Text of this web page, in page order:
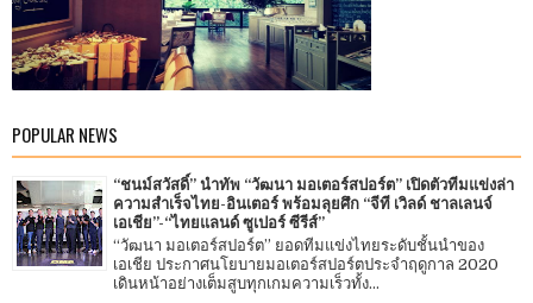
POPULAR NEWS
“ชนม์สวัสดิ์” นำทัพ “วัฒนา มอเตอร์สปอร์ต” เปิดตัวทีมแข่งล่า
ความสำเร็จไทย-อินเตอร์ พร้อมลุยศึก “จีที เวิลด์ ชาลเลนจ์
เอเชีย”-“ไทยแลนด์ ซูเปอร์ ซีรีส์”
“วัฒนา มอเตอร์สปอร์ต” ยอดทีมแข่งไทยระดับชั้นนำของ
เอเชีย ประกาศนโยบายมอเตอร์สปอร์ตประจำฤดูกาล 2020
เดินหน้าอย่างเต็มสูบทุกเกมความเร็วทั้ง...